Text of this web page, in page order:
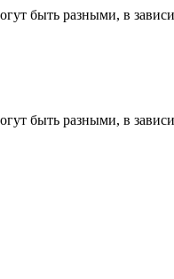
быть разными, в
быть разными, в